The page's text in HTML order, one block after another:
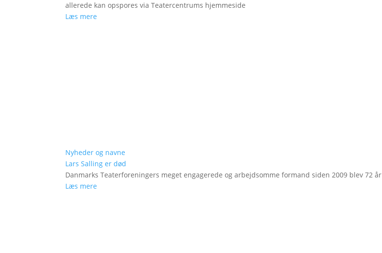
allerede kan opspores via Teatercentrums hjemmeside
Læs mere
Nyheder og navne
Lars Salling er død
Danmarks Teaterforeningers meget engagerede og arbejdsomme formand siden 2009 blev 72 år
Læs mere